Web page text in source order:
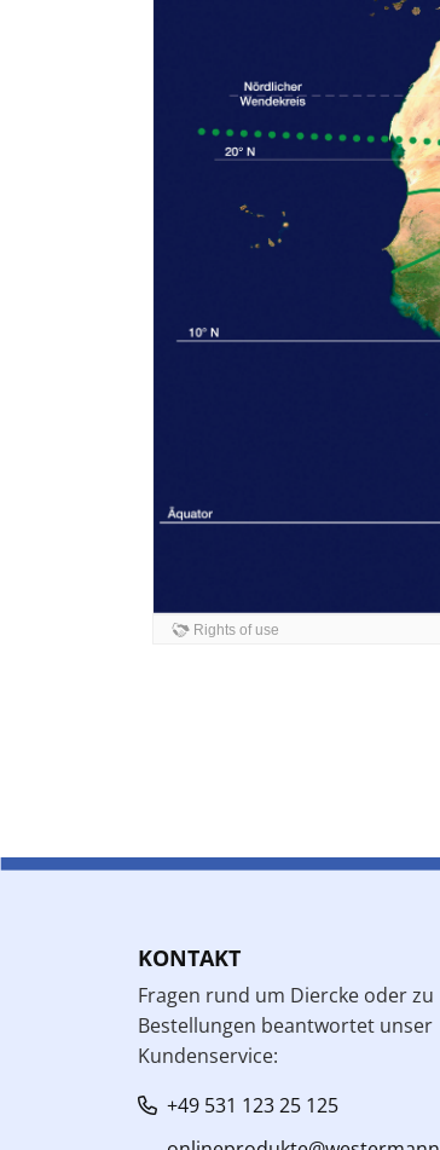
KONTAKT
Fragen rund um Diercke oder zu
Bestellungen beantwortet unser
Kundenservice:
+49 531 123 25 125